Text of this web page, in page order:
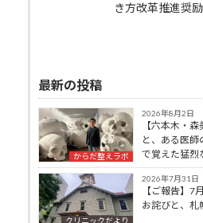
き方改革推進奨
最新の投稿
からだ整えラボ
2026年8月2日
【六本木・
と、ある医師
で覚えた猛烈
クリニックだより
2026年7月31日
【ご報告】7
お詫びと、札